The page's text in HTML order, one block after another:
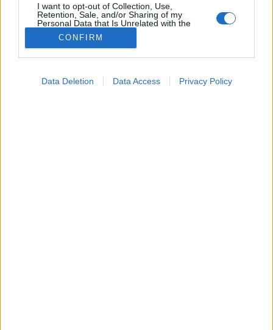
I want to opt-out of Collection, Use,
Retention, Sale, and/or Sharing of my
Personal Data that Is Unrelated with the
Purposes for which it was collected.
Opted Out
CONFIRM
Data Deletion Data Access Privacy Policy